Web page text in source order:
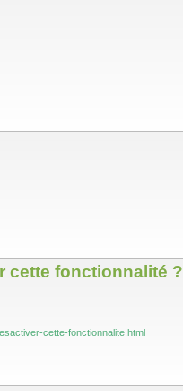
cette fonctionnalité ?
cette-fonctionnalite.html